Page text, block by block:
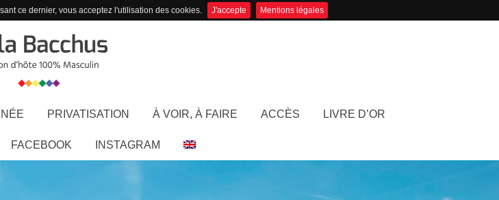
ce dernier, vous acceptez l'utilisation des cookies. J'accepte Mentions légales
PRIVATISATION À VOIR, À FAIRE ACCÈS LIVRE D’OR
FACEBOOK INSTAGRAM